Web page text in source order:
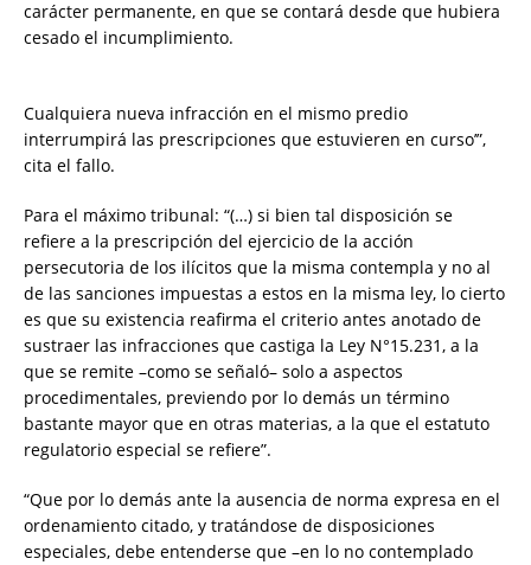
carácter permanente, en que se contará desde que hubiera
cesado el incumplimiento.
Cualquiera nueva infracción en el mismo predio
interrumpirá las prescripciones que estuvieren en curso’”,
cita el fallo.
Para el máximo tribunal: “(…) si bien tal disposición se
refiere a la prescripción del ejercicio de la acción
persecutoria de los ilícitos que la misma contempla y no al
de las sanciones impuestas a estos en la misma ley, lo cierto
es que su existencia reafirma el criterio antes anotado de
sustraer las infracciones que castiga la Ley N°15.231, a la
que se remite –como se señaló– solo a aspectos
procedimentales, previendo por lo demás un término
bastante mayor que en otras materias, a la que el estatuto
regulatorio especial se refiere”.
“Que por lo demás ante la ausencia de norma expresa en el
ordenamiento citado, y tratándose de disposiciones
especiales, debe entenderse que –en lo no contemplado